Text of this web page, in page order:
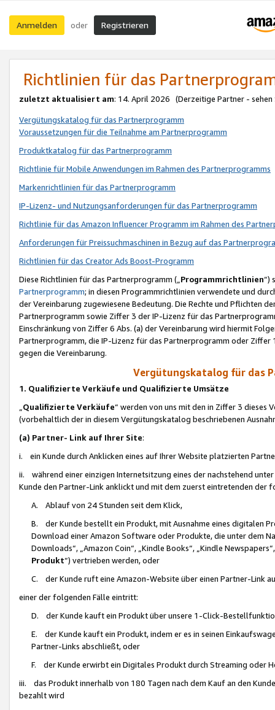
Anmelden oder Registrieren
Richtlinien für das
zuletzt aktualisiert am: 14. April 2026 (Derzeitige Partner - sehen
Vergütungskatalog für das Partnerprogramm
Voraussetzungen für die Teilnahme am Partnerprogramm
Produktkatalog für das Partnerprogramm
Richtlinie für Mobile Anwendungen im Rahmen des Partnerprogramms
Markenrichtlinien für das Partnerprogramm
IP-Lizenz- und Nutzungsanforderungen für das Partnerprogramm
Richtlinie für das Amazon Influencer Programm im Rahmen des
Anforderungen für Preissuchmaschinen in Bezug auf das
Richtlinien für das Creator Ads Boost-Programm
Diese Richtlinien für das Partnerprogramm („Programmrichtlinien“)
Partnerprogramm; in diesen Programmrichtlinien verwendete und
der Vereinbarung zugewiesene Bedeutung. Die Rechte und Pflichten
Partnerprogramm sowie Ziffer 3 der IP-Lizenz für das
Einschränkung von Ziffer 6 Abs. (a) der Vereinbarung wird hiermit
Partnerprogramm, die IP-Lizenz für das Partnerprogramm oder
gegen die Vereinbarung.
Vergütungskatalog für das
1. Qualifizierte Verkäufe und Qualifizierte Umsätze
Qualifizierte Verkäufe“ werden von uns mit den in Ziffer 3
(vorbehaltlich der in diesem Vergütungskatalog beschriebenen
(a) Partner- Link auf Ihrer Site:
i. ein Kunde durch Anklicken eines auf Ihrer Website platzierten
ii. während einer einzigen Internetsitzung eines der nachstehend
Kunde den Partner-Link anklickt und mit dem zuerst eintretenden der
A. Ablauf von 24 Stunden seit dem Klick,
B. der Kunde bestellt ein Produkt, mit Ausnahme eines digitalen
Download einer Amazon Software oder Produkte, die unter dem
Downloads“, „Amazon Coin“, „Kindle Books“, „Kindle
Produkt“) vertrieben werden, oder
C. der Kunde ruft eine Amazon-Website über einen Partner-Link
einer der folgenden Fälle eintritt:
D. der Kunde kauft ein Produkt über unsere 1-Click-
E. der Kunde kauft ein Produkt, indem er es in seinen
Partner-Links abschließt, oder
F. der Kunde erwirbt ein Digitales Produkt durch Streaming oder
iii. das Produkt innerhalb von 180 Tagen nach dem Kauf an den
bezahlt wird